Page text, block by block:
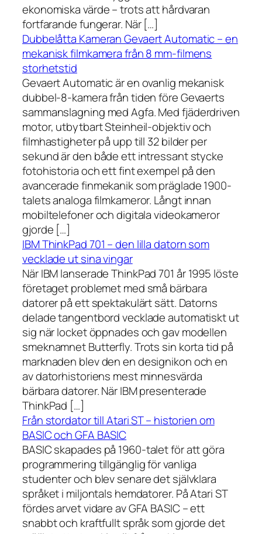
ekonomiska värde – trots att hårdvaran
fortfarande fungerar. När […]
Dubbelåtta Kameran Gevaert Automatic – en
mekanisk filmkamera från 8 mm-filmens
storhetstid
Gevaert Automatic är en ovanlig mekanisk
dubbel-8-kamera från tiden före Gevaerts
sammanslagning med Agfa. Med fjäderdriven
motor, utbytbart Steinheil-objektiv och
filmhastigheter på upp till 32 bilder per
sekund är den både ett intressant stycke
fotohistoria och ett fint exempel på den
avancerade finmekanik som präglade 1900-
talets analoga filmkameror. Långt innan
mobiltelefoner och digitala videokameror
gjorde […]
IBM ThinkPad 701 – den lilla datorn som
vecklade ut sina vingar
När IBM lanserade ThinkPad 701 år 1995 löste
företaget problemet med små bärbara
datorer på ett spektakulärt sätt. Datorns
delade tangentbord vecklade automatiskt ut
sig när locket öppnades och gav modellen
smeknamnet Butterfly. Trots sin korta tid på
marknaden blev den en designikon och en
av datorhistoriens mest minnesvärda
bärbara datorer. När IBM presenterade
ThinkPad […]
Från stordator till Atari ST – historien om
BASIC och GFA BASIC
BASIC skapades på 1960-talet för att göra
programmering tillgänglig för vanliga
studenter och blev senare det självklara
språket i miljontals hemdatorer. På Atari ST
fördes arvet vidare av GFA BASIC – ett
snabbt och kraftfullt språk som gjorde det